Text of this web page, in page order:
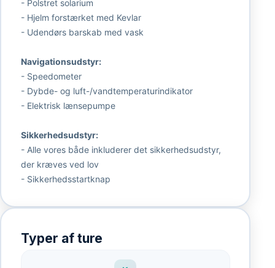
- Polstret solarium
- Hjelm forstærket med Kevlar
- Udendørs barskab med vask
Navigationsudstyr:
- Speedometer
- Dybde- og luft-/vandtemperaturindikator
- Elektrisk lænsepumpe
Sikkerhedsudstyr:
- Alle vores både inkluderer det sikkerhedsudstyr,
der kræves ved lov
- Sikkerhedsstartknap
Typer af ture